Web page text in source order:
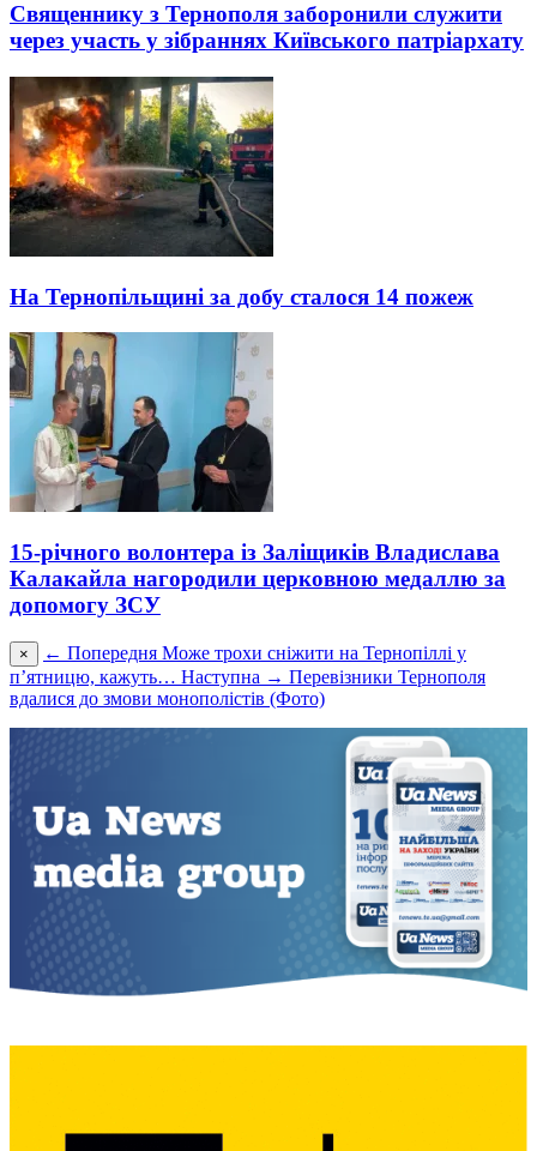
Священнику з Тернополя заборонили служити
через участь у зібраннях Київського патріархату
На Тернопільщині за добу сталося 14 пожеж
15-річного волонтера із Заліщиків Владислава
Калакайла нагородили церковною медаллю за
допомогу ЗСУ
× ← Попередня Може трохи сніжити на Тернопіллі у
п’ятницю, кажуть… Наступна → Перевізники Тернополя
вдалися до змови монополістів (Фото)